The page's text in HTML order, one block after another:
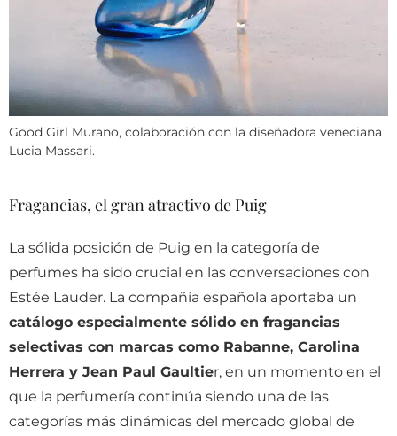
Good Girl Murano, colaboración con la diseñadora veneciana
Lucia Massari.
Fragancias, el gran atractivo de Puig
La sólida posición de Puig en la categoría de
perfumes ha sido crucial en las conversaciones con
Estée Lauder. La compañía española aportaba un
catálogo especialmente sólido en fragancias
selectivas con marcas como Rabanne, Carolina
Herrera y Jean Paul Gaultier, en un momento en el
que la perfumería continúa siendo una de las
categorías más dinámicas del mercado global de